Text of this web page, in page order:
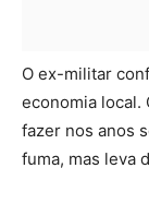
O ex-militar
economia local.
fazer nos anos
fuma, mas leva